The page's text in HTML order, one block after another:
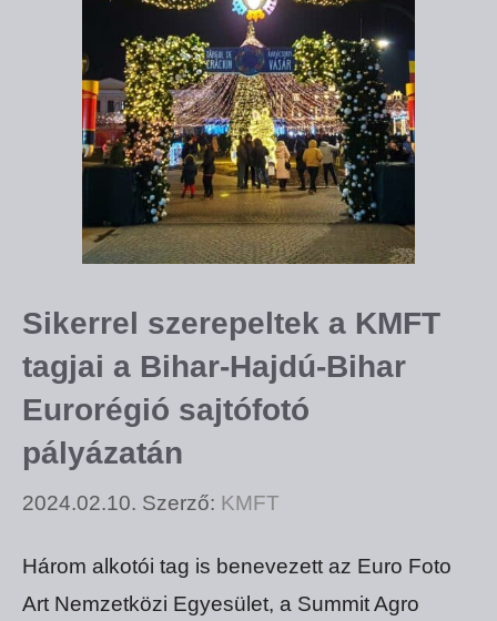
Sikerrel szerepeltek a KMFT
tagjai a Bihar-Hajdú-Bihar
Eurorégió sajtófotó
pályázatán
2024.02.10. Szerző: KMFT
Három alkotói tag is benevezett az Euro Foto
Art Nemzetközi Egyesület, a Summit Agro